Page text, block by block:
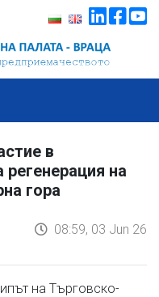
в
на
гора
08:59, 03 Jun 26
на Търговско-